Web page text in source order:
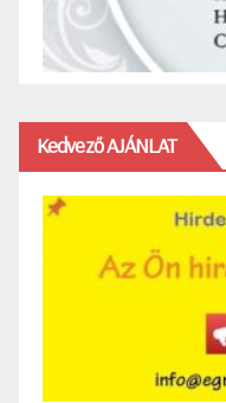
Kedvező AJÁNLAT